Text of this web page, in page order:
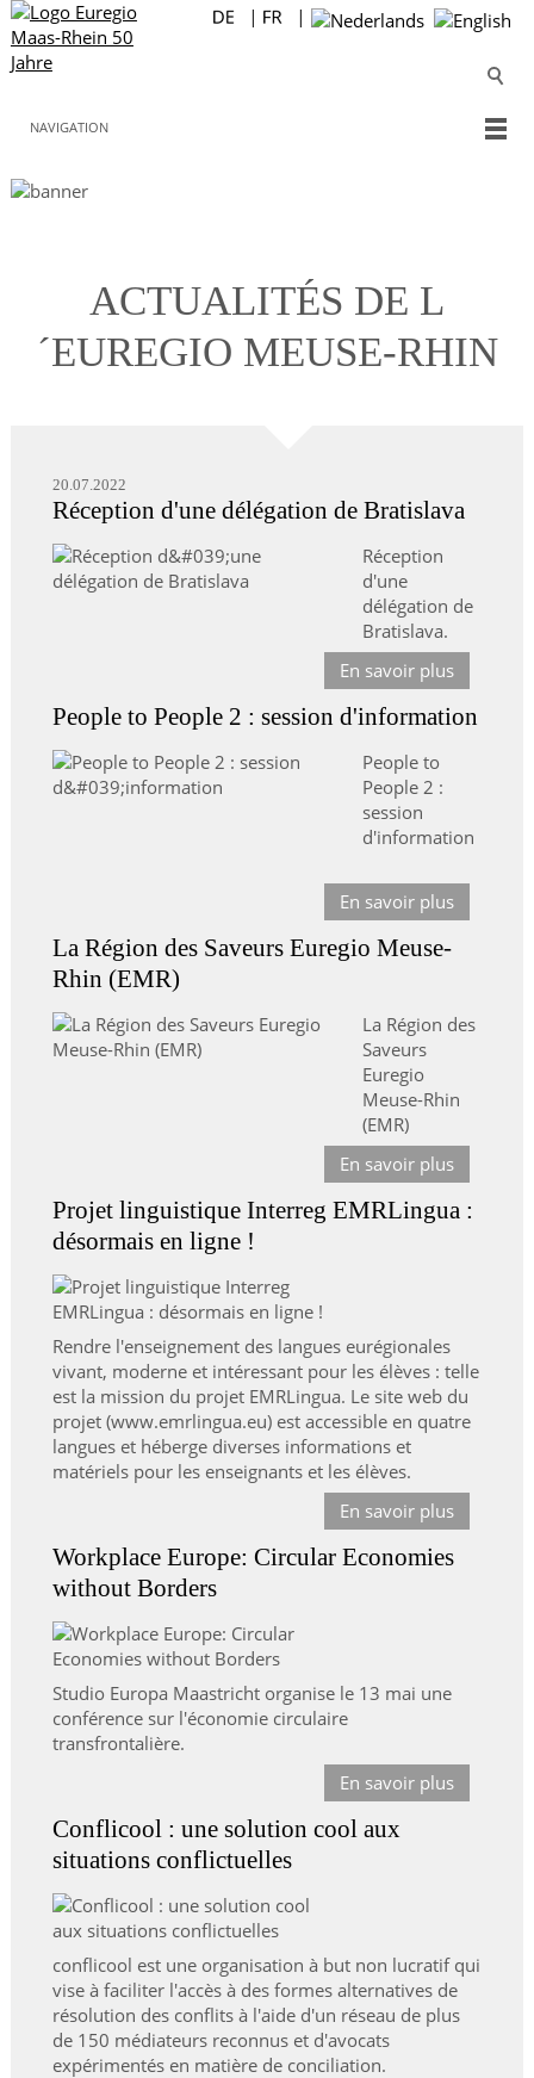
NAVIGATION
ACTUALITÉS DE L
´EUREGIO MEUSE-RHIN
20.07.2022
Réception d'une délégation de Bratislava
Réception
d'une
délégation de
Bratislava.
En savoir plus
People to People 2 : session d'information
People to
People 2 :
session
d'information
En savoir plus
La Région des Saveurs Euregio Meuse-
Rhin (EMR)
La Région des
Saveurs
Euregio
Meuse-Rhin
(EMR)
En savoir plus
Projet linguistique Interreg EMRLingua :
désormais en ligne !
Rendre l'enseignement des langues eurégionales
vivant, moderne et intéressant pour les élèves : telle
est la mission du projet EMRLingua. Le site web du
projet (www.emrlingua.eu) est accessible en quatre
langues et héberge diverses informations et
matériels pour les enseignants et les élèves.
En savoir plus
Workplace Europe: Circular Economies
without Borders
Studio Europa Maastricht organise le 13 mai une
conférence sur l'économie circulaire
transfrontalière.
En savoir plus
Conflicool : une solution cool aux
situations conflictuelles
conflicool est une organisation à but non lucratif qui
vise à faciliter l'accès à des formes alternatives de
résolution des conflits à l'aide d'un réseau de plus
de 150 médiateurs reconnus et d'avocats
expérimentés en matière de conciliation.